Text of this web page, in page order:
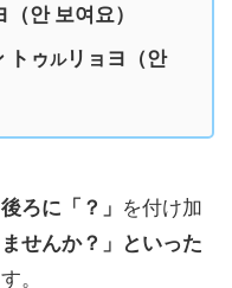
안 보여요）
トゥルリョヨ（안
後ろに「？」 を付け加
せんか？」といった
。